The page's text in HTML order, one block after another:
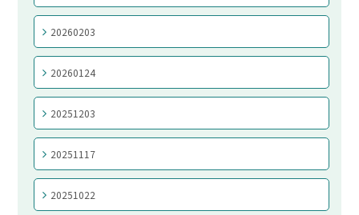
20260203
20260124
20251203
20251117
20251022